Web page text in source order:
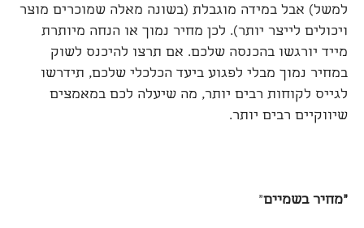
למשל) אבל במידה מוגבלת (בשונה מאלה שמוכרים מוצר
ויכולים לייצר יותר). לכן מחיר נמוך או הנחה מיותרת
מייד יורגשו בהכנסה שלכם. אם תרצו להיכנס לשוק
במחיר נמוך מבלי לפגוע ביעד הכלכלי שלכם, תידרשו
לגייס לקוחות רבים יותר, מה שיעלה לכם במאמצים
שיווקיים רבים יותר.
"מחיר בשמיים"